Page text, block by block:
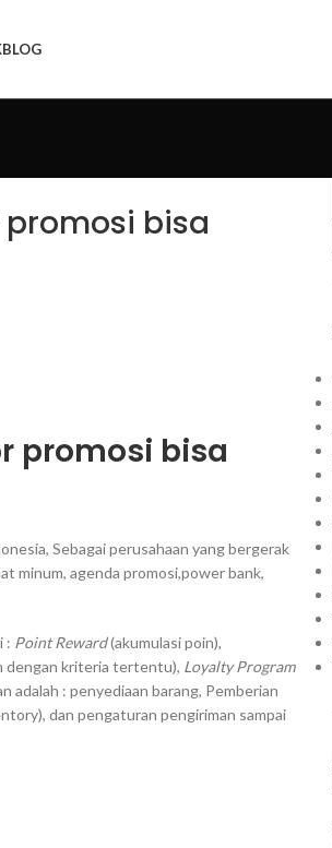
BLOG
bisa
promosi bisa
Sebagai perusahaan yang bergerak
minum, agenda promosi,power bank,
: Point Reward(akumulasi poin),
dengan kriteria tertentu), Loyalty Program
adalah : penyediaan barang, Pemberian
dan pengaturan pengiriman sampai